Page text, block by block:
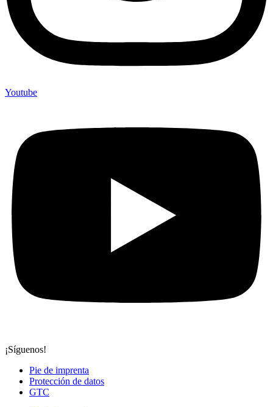
Youtube
¡Síguenos!
Pie de imprenta
Protección de datos
GTC